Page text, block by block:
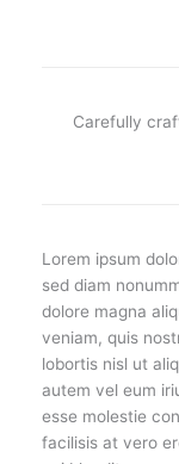
Carefully
Lorem ipsum
sed diam
dolore magna
veniam, quis
lobortis nisl ut
autem vel eum
esse molestie
facilisis at vero